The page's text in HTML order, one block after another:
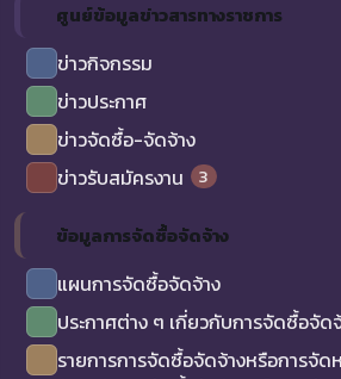
ศูนย์ข้อมูลข่าวสารทางราชการ
ข่าวกิจกรรม
ข่าวประกาศ
ข่าวจัดซื้อ-จัดจ้าง
ข่าวรับสมัครงาน
3
ข้อมูลการจัดซื้อจัดจ้าง
แผนการจัดซื้อจัดจ้าง
ประกาศต่าง ๆ เกี่ยวกับการจัดซื้อจั
รายการการจัดซื้อจัดจ้างหรือการจัด